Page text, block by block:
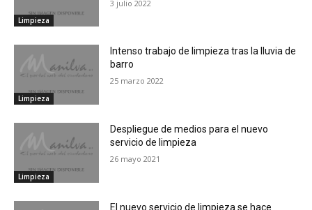
Limpieza
3 julio 2022
Limpieza
Intenso trabajo de limpieza tras la lluvia de
barro
25 marzo 2022
Limpieza
Despliegue de medios para el nuevo
servicio de limpieza
26 mayo 2021
El nuevo servicio de limpieza se hace